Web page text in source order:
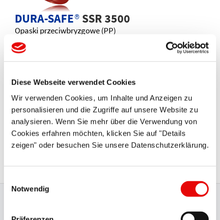
Diese Webseite verwendet Cookies
Wir verwenden Cookies, um Inhalte und Anzeigen zu
personalisieren und die Zugriffe auf unsere Website zu
analysieren. Wenn Sie mehr über die Verwendung von
Cookies erfahren möchten, klicken Sie auf "Details
zeigen" oder besuchen Sie unsere Datenschutzerklärung.
Notwendig
DURA-SAFE®SSR 3500
Opaski przeciwbryzgowe (PP)
DURA-SAFE®SES 3000
Osłony kołnierzy
Gwarancja najwyższej jakości i